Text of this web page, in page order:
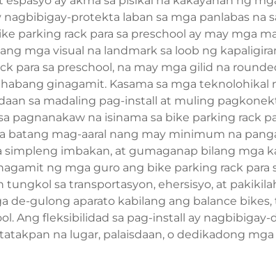
nagbibigay-protekta laban sa mga panlabas
parking rack para sa preschool ay may mga
mga visual na landmark sa loob ng
para sa preschool, na may mga gilid na
ginagamit. Kasama sa mga
sa madaling pag-install at muling
pagnanakaw na isinama sa bike parking rack
batang mag-aaral nang may minimum na
simpleng imbakan, at gumaganap bilang mga
ng mga guro ang bike parking rack para
tungkol sa transportasyon, ehersisyo, at
de-gulong aparato kabilang ang balance
Ang fleksibilidad sa pag-install ay
na lugar, palaisdaan, o dedikadong